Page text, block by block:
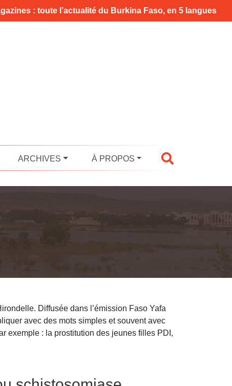
: toute l’actualité du Burkina Faso, en 5 langues
ARCHIVES À PROPOS
Diffusée dans l’émission Faso Yafa
avec des mots simples et souvent avec
exemple : la prostitution des jeunes filles PDI,